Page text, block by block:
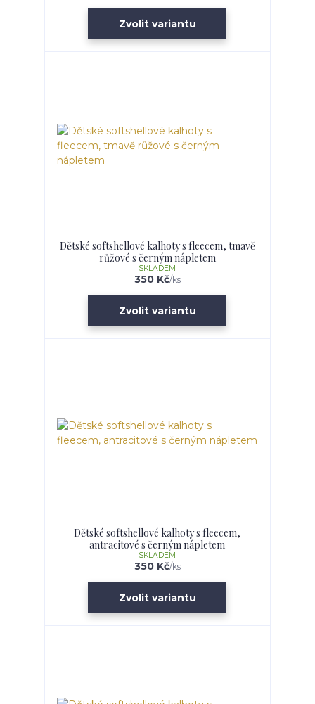
Zvolit variantu
Dětské softshellové kalhoty s fleecem, tmavě
růžové s černým nápletem
350 Kč/ks
SKLADEM
Zvolit variantu
Dětské softshellové kalhoty s fleecem,
antracitové s černým nápletem
350 Kč/ks
SKLADEM
Zvolit variantu